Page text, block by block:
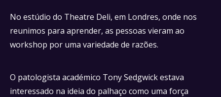
No estúdio do Theatre Deli, em Londres, onde nos
reunimos para aprender, as pessoas vieram ao
workshop por uma variedade de razões.
O patologista académico Tony Sedgwick estava
interessado na ideia do palhaço como uma força